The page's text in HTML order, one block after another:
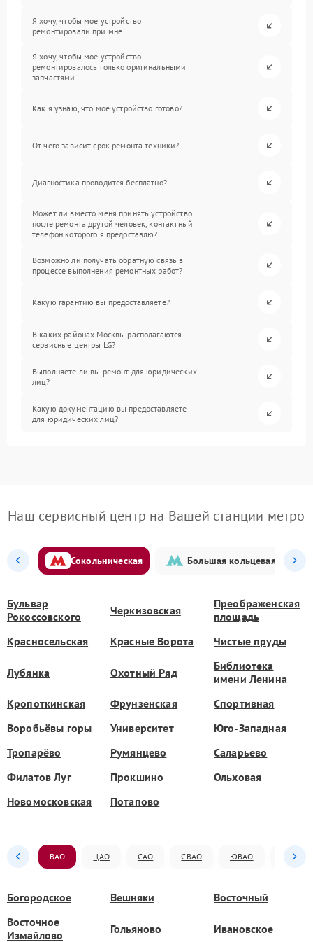
Я хочу, чтобы мое устройство
ремонтировали при мне.
Я хочу, чтобы мое устройство
ремонтировалось только оригинальными
запчастями.
Как я узнаю, что мое устройство готово?
От чего зависит срок ремонта техники?
Диагностика проводится бесплатно?
Может ли вместо меня принять устройство
после ремонта другой человек, контактный
телефон которого я предоставлю?
Возможно ли получать обратную связь в
процессе выполнения ремонтных работ?
Какую гарантию вы предоставляете?
В каких районах Москвы располагаются
сервисные центры LG?
Выполняете ли вы ремонт для юридических
лиц?
Какую документацию вы предоставляете
для юридических лиц?
Наш сервисный центр на Вашей станции метро
Сокольническая Большая кольцевая
Бульвар
Рокоссовского
Черкизовская
Преображенская
площадь
Красносельская
Красные Ворота Чистые пруды
Лубянка Охотный Ряд
Библиотека
имени Ленина
Кропоткинская
Фрунзенская
Спортивная
Воробьёвы горы
Университет
Юго-Западная
Тропарёво
Румянцево
Саларьево
Филатов Луг
Прокшино
Ольховая
Новомосковская
Потапово
ВАО ЦАО САО СВАО ЮВАО ЮАО
Богородское Вешняки
Восточный
Восточное
Измайлово
Гольяново Ивановское